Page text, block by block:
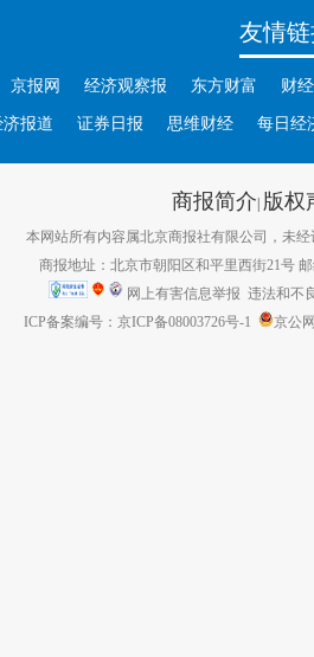
友情
京报网 经济观察报 东方财富 财
济报道 证券日报 思维财经 每日经
商报简介| 版权
本网站所有内容属北京商报社有限公司，未经
商报地址：北京市朝阳区和平里西街21号
网上有害信息举报 违法和不
ICP备案编号：京ICP备08003726号-1
京公